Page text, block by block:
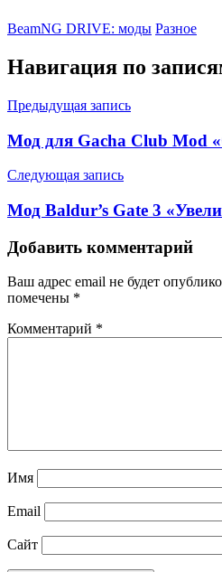
BeamNG DRIVE: моды Разное
Навигация по
Предыдущая запись
Мод для Gacha Club Mod
Следующая запись
Мод Baldur’s Gate 3
Добавить комментарий
Ваш адрес email не будет
помечены *
Комментарий *
Имя
Email
Сайт